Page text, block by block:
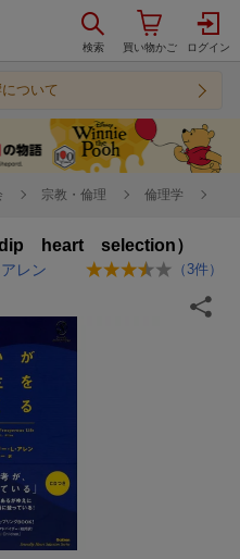
ついて
宗教・倫理 倫理学
heart selection）
レン （ 3件）